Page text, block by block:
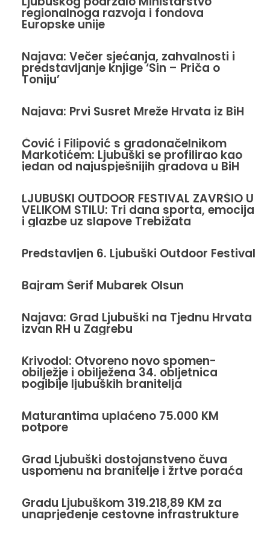
regionalnoga razvoja i fondova
Europske unije
Najava: Večer sjećanja, zahvalnosti i
predstavljanje knjige ‘Sin – Priča o
Toniju’
Najava: Prvi Susret Mreže Hrvata iz BiH
Čović i Filipović s gradonačelnikom
Markotićem: Ljubuški se profilirao kao
jedan od najuspješnijih gradova u BiH
LJUBUŠKI OUTDOOR FESTIVAL ZAVRŠIO U
VELIKOM STILU: Tri dana sporta, emocija
i glazbe uz slapove Trebižata
Predstavljen 6. Ljubuški Outdoor Festival
Bajram Šerif Mubarek Olsun
Najava: Grad Ljubuški na Tjednu Hrvata
izvan RH u Zagrebu
Krivodol: Otvoreno novo spomen-
obilježje i obilježena 34. obljetnica
pogibije ljubuških branitelja
Maturantima uplaćeno 75.000 KM
potpore
Grad Ljubuški dostojanstveno čuva
uspomenu na branitelje i žrtve poraća
Gradu Ljubuškom 319.218,89 KM za
unaprjeđenje cestovne infrastrukture